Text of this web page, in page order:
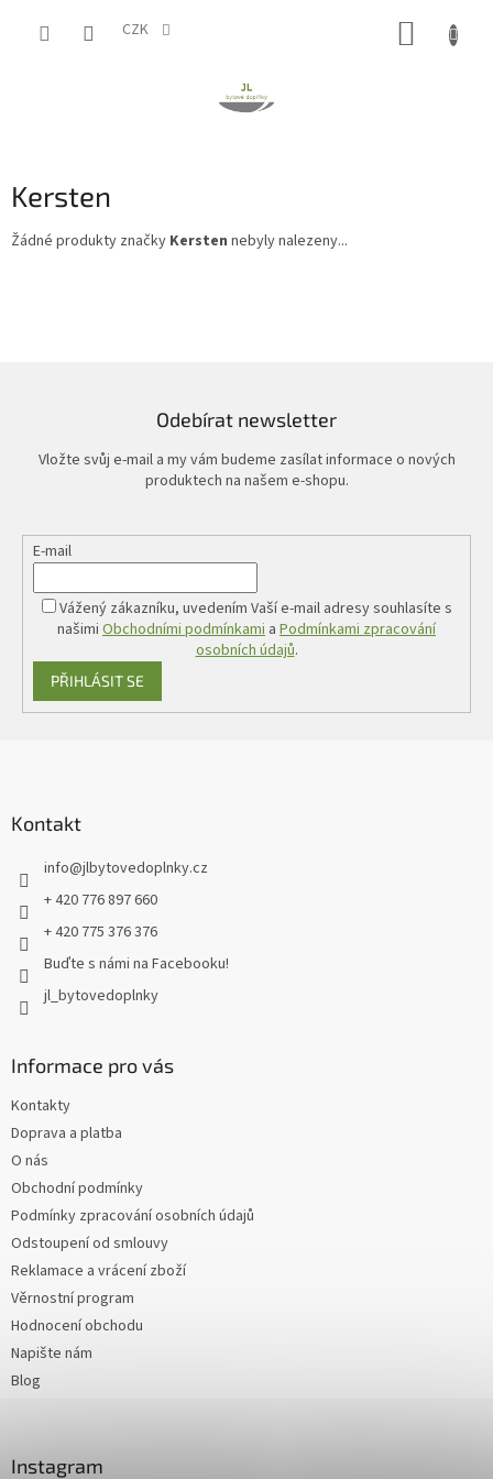
CZK
Kersten
Žádné produkty značky Kersten nebyly nalezeny...
Odebírat newsletter
Vložte svůj e-mail a my vám budeme zasílat informace o nových
produktech na našem e-shopu.
E-mail
Vážený zákazníku, uvedením Vaší e-mail adresy souhlasíte s
našimi Obchodními podmínkami a Podmínkami zpracování
osobních údajů.
PŘIHLÁSIT SE
Kontakt
info@jlbytovedoplnky.cz
+ 420 776 897 660
+ 420 775 376 376
Buďte s námi na Facebooku!
jl_bytovedoplnky
Informace pro vás
Kontakty
Doprava a platba
O nás
Obchodní podmínky
Podmínky zpracování osobních údajů
Odstoupení od smlouvy
Reklamace a vrácení zboží
Věrnostní program
Hodnocení obchodu
Napište nám
Blog
Instagram